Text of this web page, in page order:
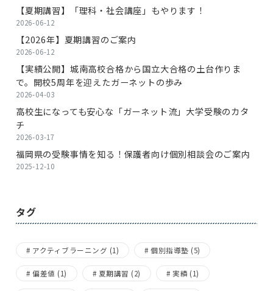
【夏期講習】「理科・社会講座」もやります！
2026-06-12
【2026年】夏期講習のご案内
2026-06-12
【実績公開】城南高校合格から国立大合格の土台作りま
で。開校5周年を迎えたガーネットの歩み
2026-04-03
高校生になっても安心な「ガーネット流」大学受験のカタ
チ
2026-03-17
福岡県の受験事情を知る！保護者向け個別相談会のご案内
2025-12-10
タグ
アクティブラーニング (1) 個別指導塾 (5)
偏差値 (1) 夏期講習 (2) 実績 (1)